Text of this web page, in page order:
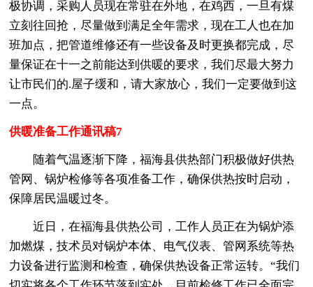
极协调，采购人员现在常驻在外地，在鸡西，一旦有煤
立刻往回抢，尽量做到满足全年需求，现在工人也在加
班加点，把管道维修还有一些设备及时更换都完成，尽
量保证在十一之前能达到供暖的要求，我们尽最大努力
让市民们的.屋子缓和，请大家放心，我们一定要做到这
一点。
供暖准备工作通讯稿7
随着气温逐渐下降，福海县供热部门积极做好供热
管网、锅炉检修等各项准备工作，确保供热按时启动，
保障居民温暖过冬。
近日，在福海县供热公司，工作人员正在为锅炉添
加燃煤，技术员对锅炉本体、电气仪表、管网系统等热
力设备进行监测和检查，确保供热设备正常运转。“我们